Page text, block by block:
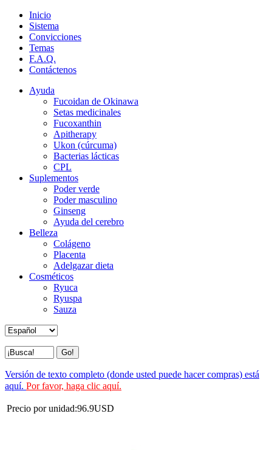
Inicio
Sistema
Convicciones
Temas
F.A.Q.
Contáctenos
Ayuda
Fucoidan de Okinawa
Setas medicinales
Fucoxanthin
Apitherapy
Ukon (cúrcuma)
Bacterias lácticas
CPL
Suplementos
Poder verde
Poder masculino
Ginseng
Ayuda del cerebro
Belleza
Colágeno
Placenta
Adelgazar dieta
Cosméticos
Ryuca
Ryuspa
Sauza
Versión de texto completo (donde usted puede hacer compras) está
aquí. Por favor, haga clic aquí.
Precio por unidad:96.9USD